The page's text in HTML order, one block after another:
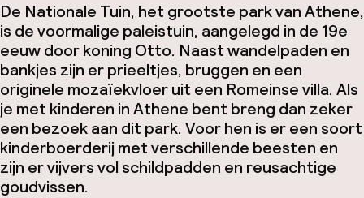
De Nationale Tuin, het grootste park van Athene,
is de voormalige paleistuin, aangelegd in de 19e
eeuw door koning Otto. Naast wandelpaden en
bankjes zijn er prieeltjes, bruggen en een
originele mozaïekvloer uit een Romeinse villa. Als
je met kinderen in Athene bent breng dan zeker
een bezoek aan dit park. Voor hen is er een soort
kinderboerderij met verschillende beesten en
zijn er vijvers vol schildpadden en reusachtige
goudvissen.